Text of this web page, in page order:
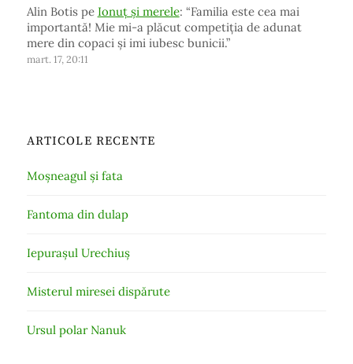
Alin Botispe Ionuț și merele: “Familia este cea mai
importantă! Mie mi-a plăcut competiția de adunat
mere din copaci și imi iubesc bunicii.”
mart. 17, 20:11
ARTICOLE RECENTE
Moșneagul și fata
Fantoma din dulap
Iepurașul Urechiuș
Misterul miresei dispărute
Ursul polar Nanuk